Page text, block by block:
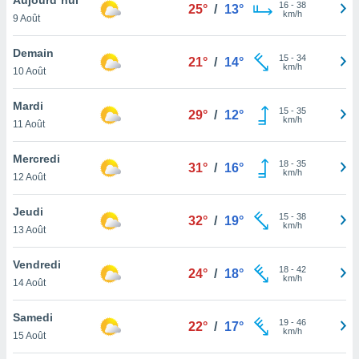
et
»,
au
vous
qu'ils
ou
le
ainsi
un
la
du
9 Août
25° / 13° 16- 38
km/h
Demain
10 Août
21° / 14° 15- 34
km/h
Mardi
11 Août
29° / 12° 15- 35
km/h
Mercredi
12 Août
31° / 16° 18- 35
km/h
Jeudi
13 Août
32° / 19° 15- 38
km/h
Vendredi
14 Août
24° / 18° 18- 42
km/h
Samedi
15 Août
22° / 17° 19- 46
km/h